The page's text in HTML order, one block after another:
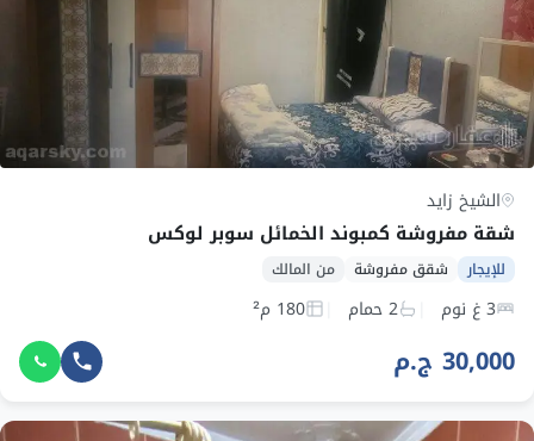
الشيخ زايد
شقة مفروشة كمبوند الخمائل سوبر لوكس
للإيجار شقق مفروشة من المالك
3 غ نوم 2 حمام 180 م²
30,000 ج.م